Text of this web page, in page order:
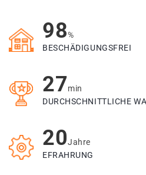
98%
BESCHÄDIGUNGSFREI
27min
DURCHSCHNITTLICHE
20Jahre
EFRAHRUNG